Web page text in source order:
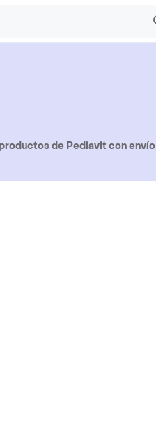
de Pediavit con envío